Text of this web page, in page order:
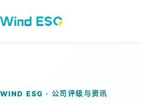
WIND ESG · 公司评级与资讯